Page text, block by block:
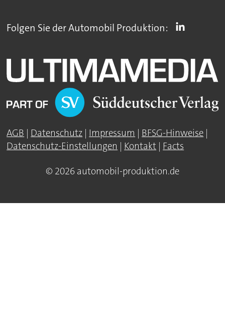
Folgen Sie der Automobil Produktion:
AGB | Datenschutz | Impressum | BFSG-Hinweise |
Datenschutz-Einstellungen | Kontakt | Facts
© 2026 automobil-produktion.de